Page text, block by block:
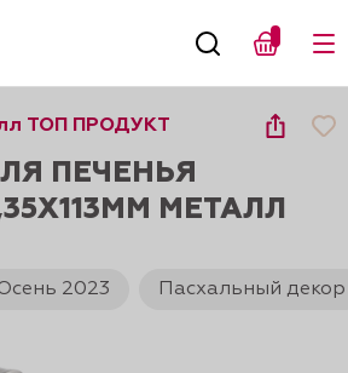
ТОП ПРОДУКТ
ПЕЧЕНЬЯ
МЕТАЛЛ
2023 Пасхальный декор